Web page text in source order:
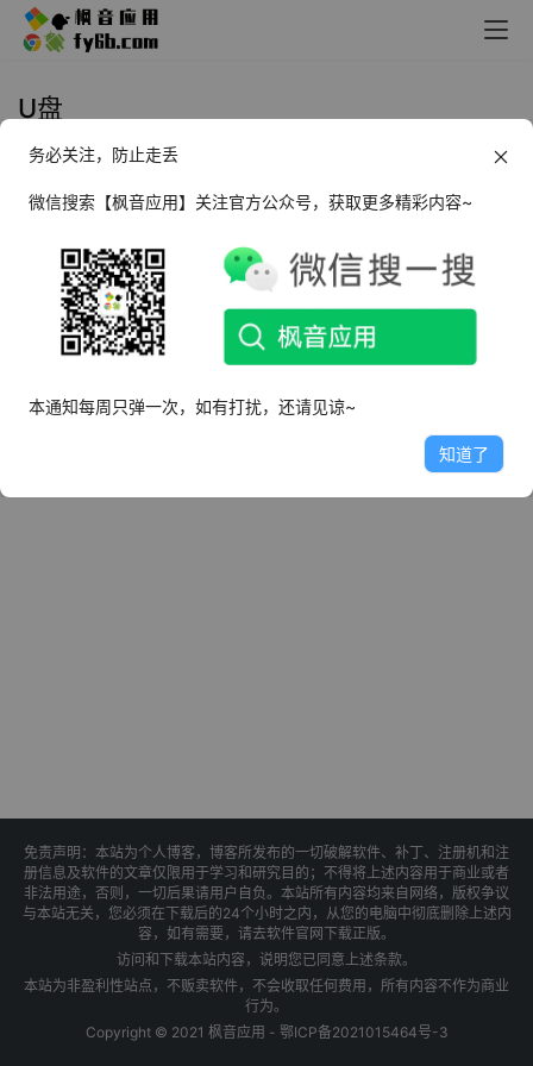
U盘
Tool U盘权限管理_v1.4 便携版
2023年11月17日
Android 无线U盘 v1.0.9
免责声明：本站为个人博客，博客所发布的一切破解软件、补丁、注册机和注
册信息及软件的文章仅限用于学习和研究目的；不得将上述内容用于商业或者
非法用途，否则，一切后果请用户自负。本站所有内容均来自网络，版权争议
与本站无关，您必须在下载后的24个小时之内，从您的电脑中彻底删除上述内
容，如有需要，请去软件官网下载正版。
访问和下载本站内容，说明您已同意上述条款。
本站为非盈利性站点，不贩卖软件，不会收取任何费用，所有内容不作为商业
行为。
Copyright © 2021 枫音应用 - 鄂ICP备2021015464号-3
务必关注，防止走丢
微信搜索【枫音应用】关注官方公众号，获取更多精彩内容~
本通知每周只弹一次，如有打扰，还请见谅~
知道了